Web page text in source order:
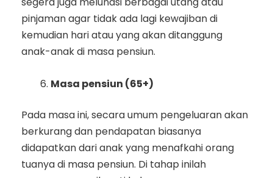
pinjaman agar tidak ada lagi kewajiban di
kemudian hari atau yang akan ditanggung
anak-anak di masa pensiun.
Masa pensiun (65+)
Pada masa ini, secara umum pengeluaran akan
berkurang dan pendapatan biasanya
didapatkan dari anak yang menafkahi orang
tuanya di masa pensiun. Di tahap inilah